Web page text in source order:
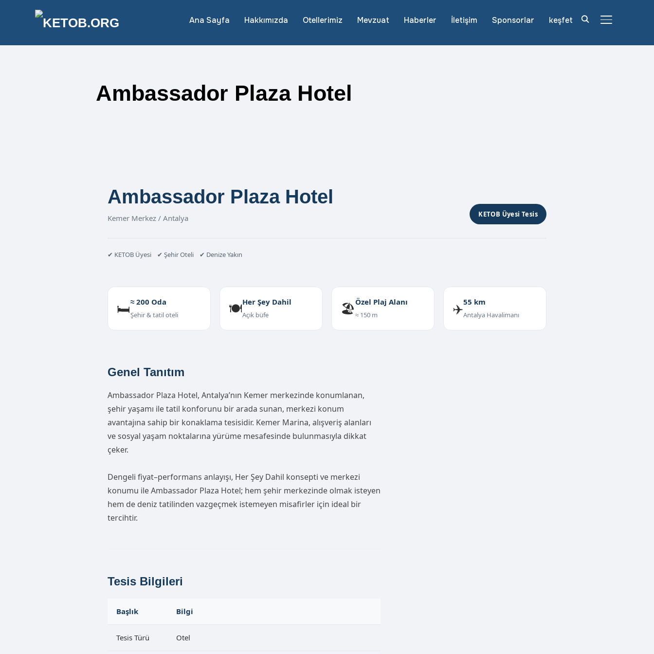
YAN MENÜ
Ana Sayfa Hakkımızda Otellerimiz Mevzuat Haberler İletişim Sponsorlar keşfet
Ambassador Plaza Hotel
Ambassador Plaza Hotel
Kemer Merkez / Antalya KETOB Üyesi Tesis
✔ KETOB Üyesi ✔ Şehir Oteli ✔ Denize Yakın
🛏️≈ 200 Oda
Şehir & tatil oteli 🍽️Her Şey Dahil
Açık büfe 🏖️ Özel Plaj Alanı
≈ 150 m ✈️55 km
Antalya Havalimanı
Genel Tanıtım
Ambassador Plaza Hotel, Antalya’nın Kemer merkezinde konumlanan,
şehir yaşamı ile tatil konforunu bir arada sunan, merkezi konum
avantajına sahip bir konaklama tesisidir. Kemer Marina, alışveriş alanları
ve sosyal yaşam noktalarına yürüme mesafesinde bulunmasıyla dikkat
çeker.
Dengeli fiyat–performans anlayışı, Her Şey Dahil konsepti ve merkezi
konumu ile Ambassador Plaza Hotel; hem şehir merkezinde olmak isteyen
hem de deniz tatilinden vazgeçmek istemeyen misafirler için ideal bir
tercihtir.
Tesis Bilgileri
Başlık Bilgi
Tesis Türü Otel